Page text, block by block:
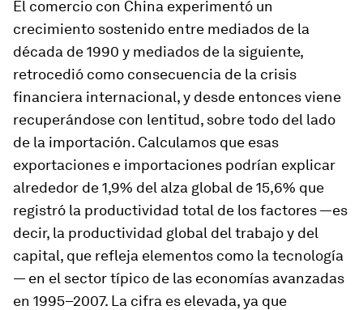
El comercio con China experimentó un
crecimiento sostenido entre mediados de la
década de 1990 y mediados de la siguiente,
retrocedió como consecuencia de la crisis
financiera internacional, y desde entonces viene
recuperándose con lentitud, sobre todo del lado
de la importación. Calculamos que esas
exportaciones e importaciones podrían explicar
alrededor de 1,9% del alza global de 15,6% que
registró la productividad total de los factores —es
decir, la productividad global del trabajo y del
capital, que refleja elementos como la tecnología
— en el sector típico de las economías avanzadas
en 1995–2007. La cifra es elevada, ya que